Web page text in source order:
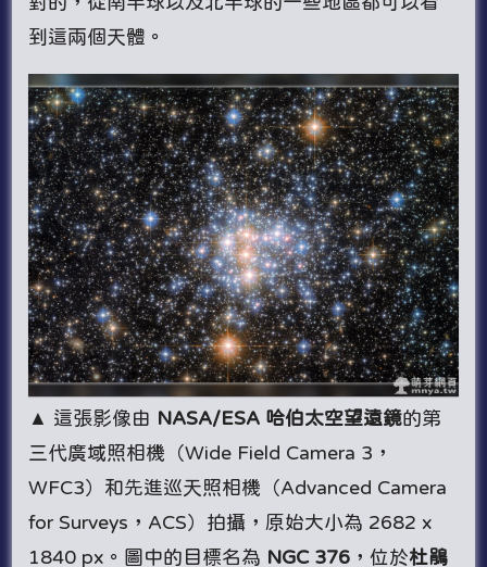
到這兩個天體。
▲ 這張影像由 NASA/ESA 哈伯太空望遠鏡的第
三代廣域照相機（Wide Field Camera 3，
WFC3）和先進巡天照相機（Advanced Camera
for Surveys，ACS）拍攝，原始大小為 2682 x
1840 px。圖中的目標名為 NGC 376 ，位於杜鵑